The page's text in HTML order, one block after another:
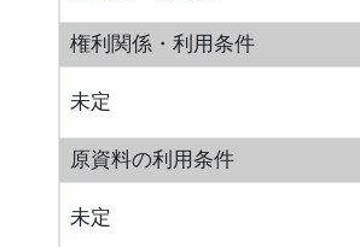
権利関係・利用条件
未定
原資料の利用条件
未定